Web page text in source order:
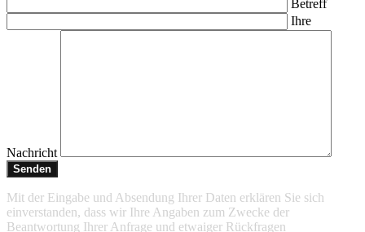
Betreff
Ihre
Nachricht
Mit der Eingabe und Absendung Ihrer Daten erklären Sie sich
einverstanden, dass wir Ihre Angaben zum Zwecke der
Beantwortung Ihrer Anfrage und etwaiger Rückfragen